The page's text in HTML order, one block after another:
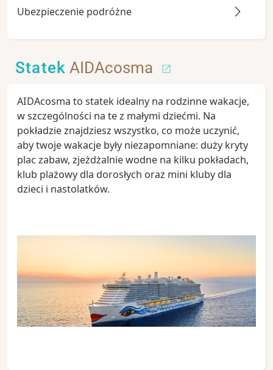
Ubezpieczenie podróżne
Statek AIDAcosma
AIDAcosma to statek idealny na rodzinne wakacje,
w szczególności na te z małymi dziećmi. Na
pokładzie znajdziesz wszystko, co może uczynić,
aby twoje wakacje były niezapomniane: duży kryty
plac zabaw, zjeżdżalnie wodne na kilku pokładach,
klub plażowy dla dorosłych oraz mini kluby dla
dzieci i nastolatków.